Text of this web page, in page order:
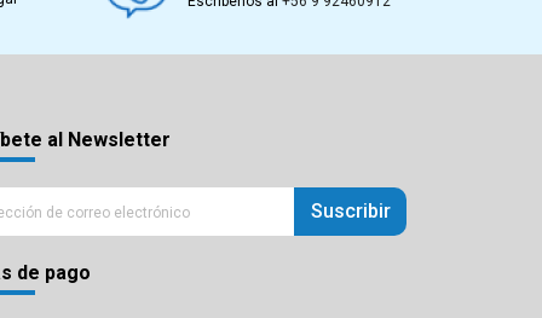
al Newsletter
Suscribir
de pago